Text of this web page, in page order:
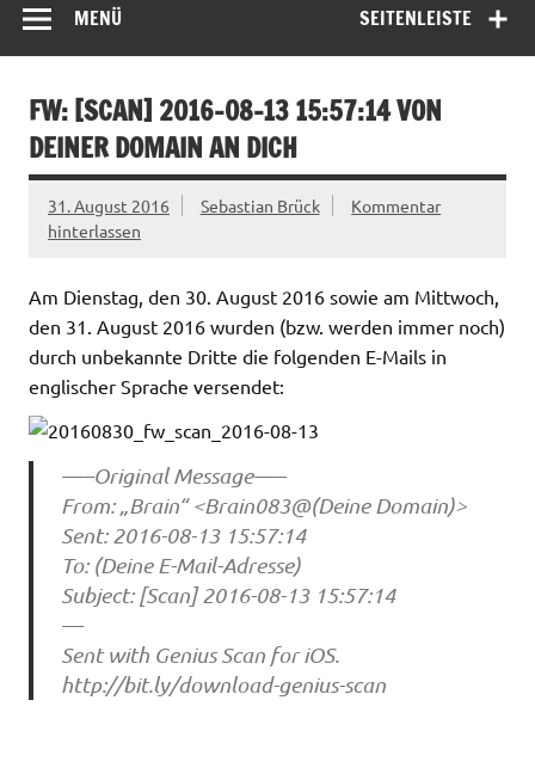
SEITENLEISTE
MENÜ
FW: [SCAN] 2016-08-13 15:57:14 VON
DEINER DOMAIN AN DICH
31. August 2016 Sebastian Brück
Kommentar
hinterlassen
Am Dienstag, den 30. August 2016 sowie am Mittwoch,
den 31. August 2016 wurden (bzw. werden immer noch)
durch unbekannte Dritte die folgenden E-Mails in
englischer Sprache versendet:
—–Original Message—–
From: „Brain“ <Brain083@(Deine Domain)>
Sent: 2016-08-13 15:57:14
To: (Deine E-Mail-Adresse)
Subject: [Scan] 2016-08-13 15:57:14
—
Sent with Genius Scan for iOS.
http://bit.ly/download-genius-scan